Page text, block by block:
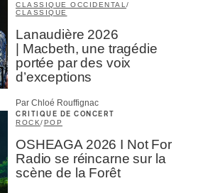
CLASSIQUE OCCIDENTAL /
CLASSIQUE
Lanaudière 2026
| Macbeth, une tragédie
portée par des voix
d’exceptions
Par Chloé Rouffignac
CRITIQUE DE CONCERT
ROCK/POP
OSHEAGA 2026 I Not For
Radio se réincarne sur la
scène de la Forêt